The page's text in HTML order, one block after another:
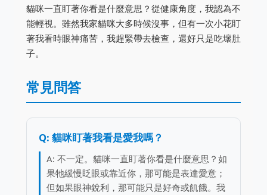
貓咪一直盯著你看是什麼意思？從健康角度，我認為不
能輕視。雖然我家貓咪大多時候沒事，但有一次小花盯
著我看時眼神痛苦，我趕緊帶去檢查，還好只是吃壞肚
子。
常見問答
Q: 貓咪盯著我看是愛我嗎？
A: 不一定。貓咪一直盯著你看是什麼意思？如
果牠緩慢眨眼或靠近你，那可能是表達愛意；
但如果眼神銳利，那可能只是好奇或飢餓。我